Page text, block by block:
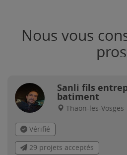
Nous vous
pros
Sanli fils
batiment
Thaon-les-Vosges
Vérifié
29 projets acceptés